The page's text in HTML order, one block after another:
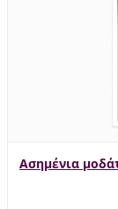
Ασημένια